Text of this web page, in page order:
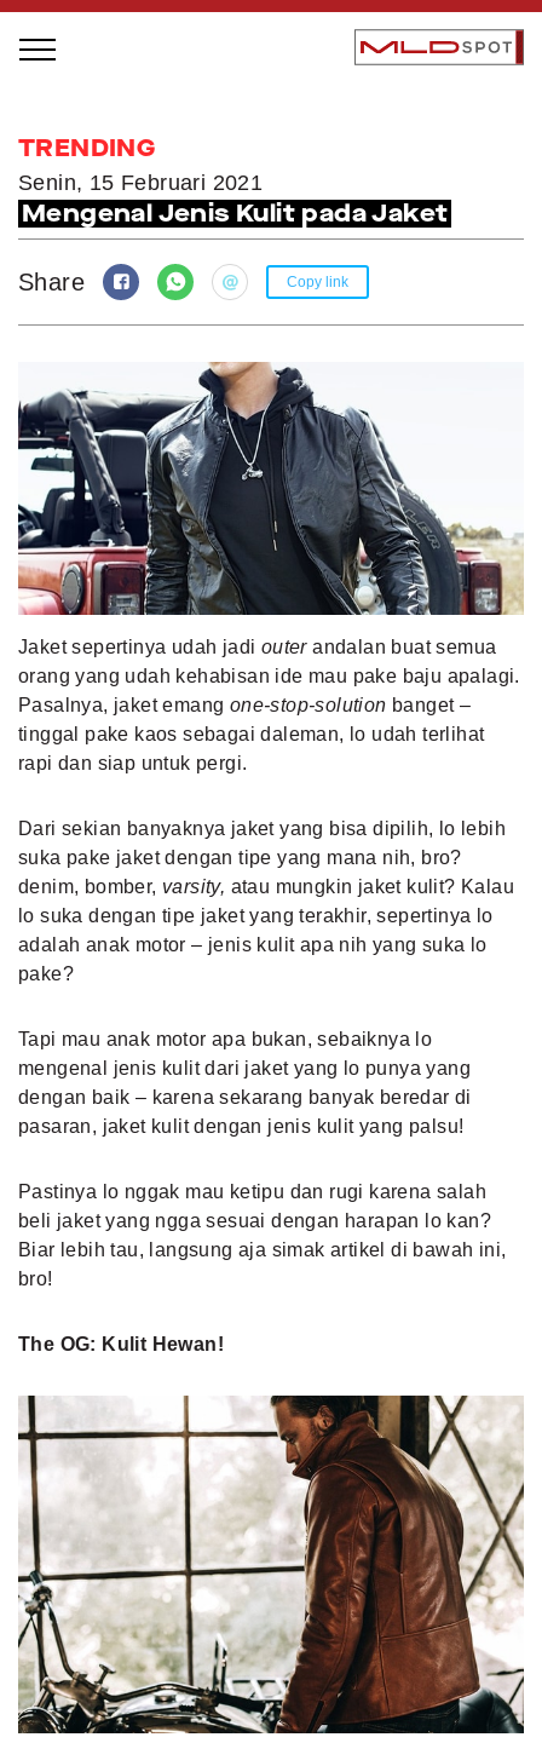
LOCAL GREATNESS
INSPIRING PEOPLE
INSPIRING PLACES
INSPIRING COMMUNITIES
TRENDING
EVENTS
MLDPODCAST
VIDEOS
MLDPOINTS
SEARCH
TRENDING
Senin, 15 Februari 2021
Mengenal Jenis Kulit pada Jaket
Share Copy link
Jaket sepertinya udah jadi outerandalan buat semua
orang yang udah kehabisan ide mau pake baju apalagi.
Pasalnya, jaket emang one-stop-solution banget –
tinggal pake kaos sebagai daleman, lo udah terlihat
rapi dan siap untuk pergi.
Dari sekian banyaknya jaket yang bisa dipilih, lo lebih
suka pake jaket dengan tipe yang mana nih, bro?
denim, bomber, varsity, atau mungkin jaket kulit? Kalau
lo suka dengan tipe jaket yang terakhir, sepertinya lo
adalah anak motor – jenis kulit apa nih yang suka lo
pake?
Tapi mau anak motor apa bukan, sebaiknya lo
mengenal jenis kulit dari jaket yang lo punya yang
dengan baik – karena sekarang banyak beredar di
pasaran, jaket kulit dengan jenis kulit yang palsu!
Pastinya lo nggak mau ketipu dan rugi karena salah
beli jaket yang ngga sesuai dengan harapan lo kan?
Biar lebih tau, langsung aja simak artikel di bawah ini,
bro!
The OG: Kulit Hewan!